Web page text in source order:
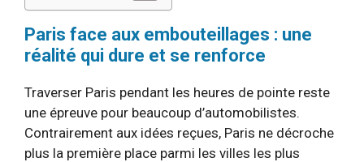
Paris face aux embouteillages : une
réalité qui dure et se renforce
Traverser Paris pendant les heures de pointe reste
une épreuve pour beaucoup d’automobilistes.
Contrairement aux idées reçues, Paris ne décroche
plus la première place parmi les villes les plus